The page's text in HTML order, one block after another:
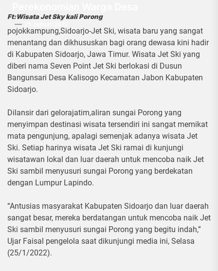
Ft:Wisata Jet Sky kali Porong
pojokkampung,Sidoarjo-Jet Ski, wisata baru yang sangat
menantang dan dikhususkan bagi orang dewasa kini hadir
di Kabupaten Sidoarjo, Jawa Timur. Wisata Jet Ski yang
diberi nama Seven Point Jet Ski berlokasi di Dusun
Bangunsari Desa Kalisogo Kecamatan Jabon Kabupaten
Sidoarjo.
Dilansir dari gelorajatim,aliran sungai Porong yang
menyimpan destinasi wisata tersendiri ini sangat memikat
mata pengunjung, apalagi semenjak adanya wisata Jet
Ski. Setiap harinya wisata Jet Ski ramai di kunjungi
wisatawan lokal dan luar daerah untuk mencoba naik Jet
Ski sambil menyusuri sungai Porong yang berdekatan
dengan Lumpur Lapindo.
“Antusias masyarakat Kabupaten Sidoarjo dan luar daerah
sangat besar, mereka berdatangan untuk mencoba naik Jet
Ski sambil menyusuri sungai Porong yang begitu indah,”
Ujar Faisal pengelola saat dikunjungi media ini, Selasa
(25/1/2022).